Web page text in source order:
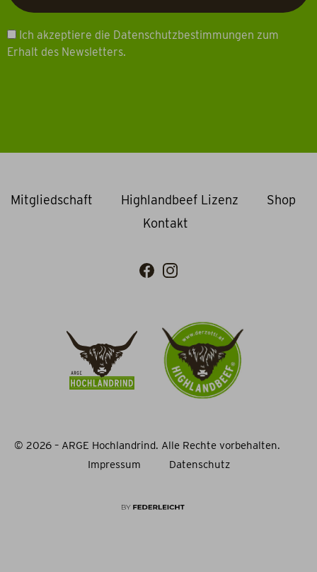
Ich akzeptiere die Datenschutzbestimmungen zum
Erhalt des Newsletters.
Mitgliedschaft Highlandbeef Lizenz
Shop
Kontakt
© 2026 – ARGE Hochlandrind. Alle Rechte vorbehalten.
Impressum
Datenschutz